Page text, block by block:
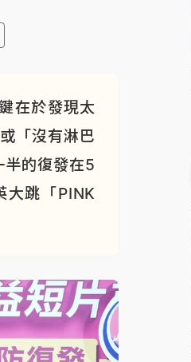
在於發現太
「沒有淋巴
半的復發在5
大跳「PINK